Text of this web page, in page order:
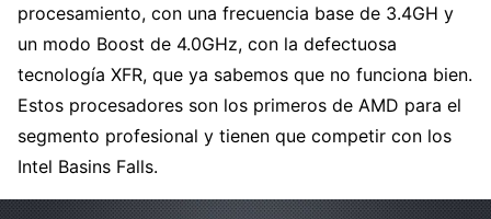
procesamiento, con una frecuencia base de 3.4GH y
un modo Boost de 4.0GHz, con la defectuosa
tecnología XFR, que ya sabemos que no funciona bien.
Estos procesadores son los primeros de AMD para el
segmento profesional y tienen que competir con los
Intel Basins Falls.